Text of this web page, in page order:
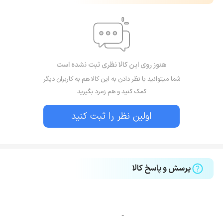
هنوز روی این کالا نظری ثبت نشده است
شما میتوانید با نظر دادن به این کالا هم به کاربران دیگر
کمک کنید و هم زمرد بگیرید
اولین نظر را ثبت کنید
پرسش و پاسخ کالا